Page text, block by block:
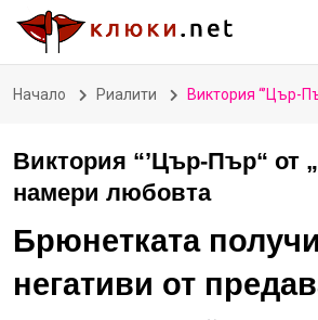
Начало Риалити Виктория “’Цър-Пър“
Виктория “’Цър-Пър“ от
намери любовта
Брюнетката
негативи от